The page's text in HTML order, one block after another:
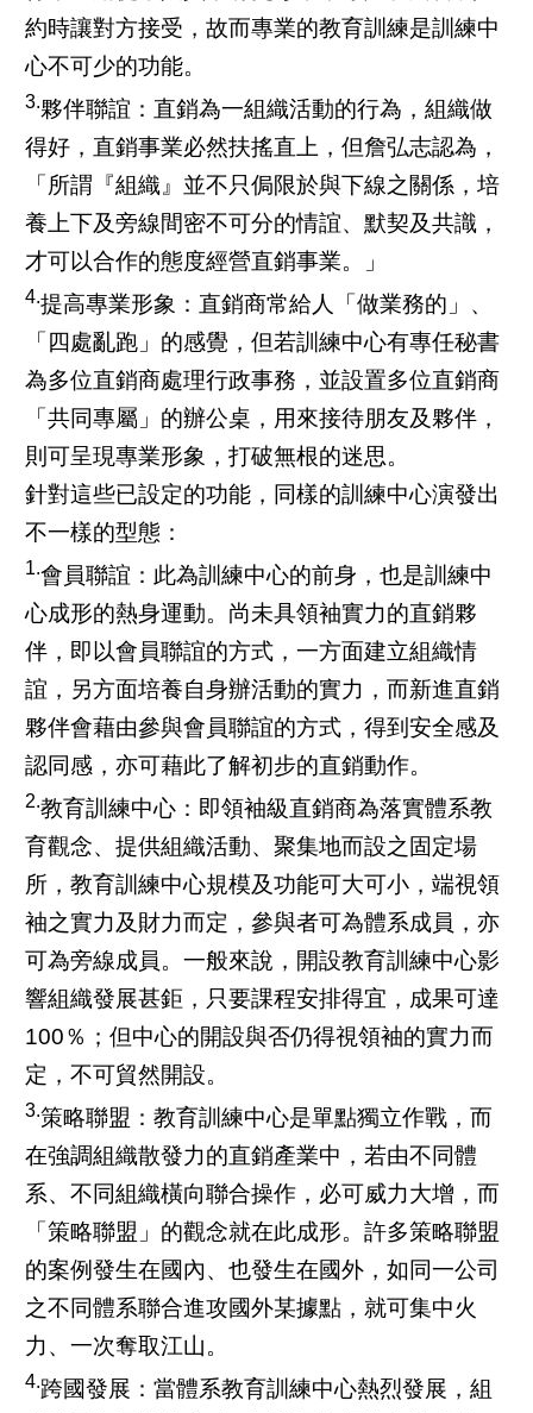
約時讓對方接受，故而專業的教育訓練是訓練中
心不可少的功能。
3.夥伴聯誼：直銷為一組織活動的行為，組織做
得好，直銷事業必然扶搖直上，但詹弘志認為，
「所謂『組織』並不只侷限於與下線之關係，培
養上下及旁線間密不可分的情誼、默契及共識，
才可以合作的態度經營直銷事業。」
4.提高專業形象：直銷商常給人「做業務的」、
「四處亂跑」的感覺，但若訓練中心有專任秘書
為多位直銷商處理行政事務，並設置多位直銷商
「共同專屬」的辦公桌，用來接待朋友及夥伴，
則可呈現專業形象，打破無根的迷思。
針對這些已設定的功能，同樣的訓練中心演發出
不一樣的型態：
1.會員聯誼：此為訓練中心的前身，也是訓練中
心成形的熱身運動。尚未具領袖實力的直銷夥
伴，即以會員聯誼的方式，一方面建立組織情
誼，另方面培養自身辦活動的實力，而新進直銷
夥伴會藉由參與會員聯誼的方式，得到安全感及
認同感，亦可藉此了解初步的直銷動作。
2.教育訓練中心：即領袖級直銷商為落實體系教
育觀念、提供組織活動、聚集地而設之固定場
所，教育訓練中心規模及功能可大可小，端視領
袖之實力及財力而定，參與者可為體系成員，亦
可為旁線成員。一般來說，開設教育訓練中心影
響組織發展甚鉅，只要課程安排得宜，成果可達
100％；但中心的開設與否仍得視領袖的實力而
定，不可貿然開設。
3.策略聯盟：教育訓練中心是單點獨立作戰，而
在強調組織散發力的直銷產業中，若由不同體
系、不同組織橫向聯合操作，必可威力大增，而
「策略聯盟」的觀念就在此成形。許多策略聯盟
的案例發生在國內、也發生在國外，如同一公司
之不同體系聯合進攻國外某據點，就可集中火
力、一次奪取江山。
4.跨國發展：當體系教育訓練中心熱烈發展，組